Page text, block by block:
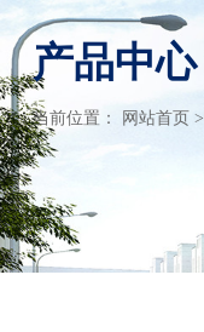
产品中心
当前位置： 网站首页 >